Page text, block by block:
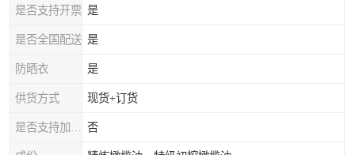
是否支持开票 是
是否全国配送 是
防晒衣 是
供货方式 现货+订货
否